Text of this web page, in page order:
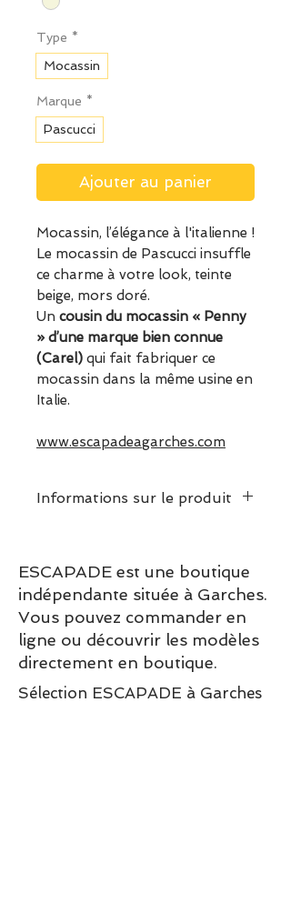
Type *
Mocassin
Marque *
Pascucci
Ajouter au panier
Mocassin, l’élégance à l'italienne !
Le mocassin de Pascucci insuffle
ce charme à votre look, teinte
beige, mors doré.
Un cousin du mocassin « Penny
» d’une marque bien connue
(Carel) qui fait fabriquer ce
mocassin dans la même usine en
Italie.
www.escapadeagarches.com
Informations sur le produit
Détails :
Hauteur du talon : 2,5 cm
Semelle : 1,5 cm
ESCAPADE est une boutique
indépendante située à Garches.
Vous pouvez commander en
ligne ou découvrir les modèles
directement en boutique.
Sélection ESCAPADE à Garches